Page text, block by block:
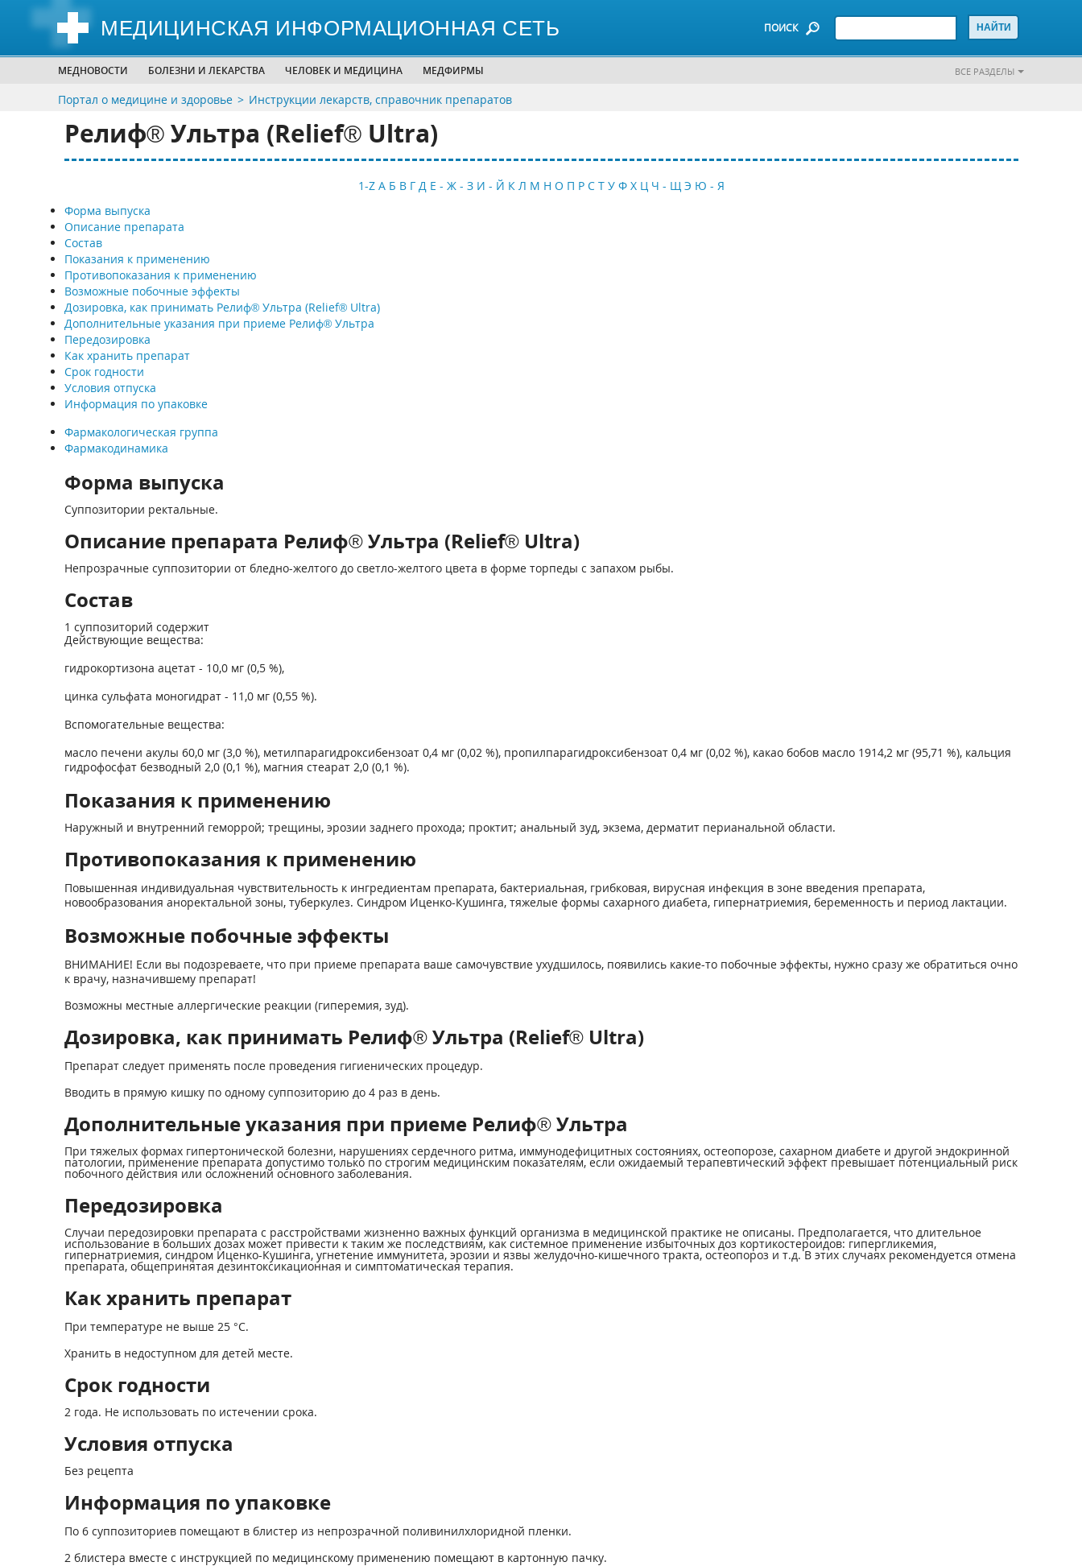
МЕДИЦИНСКАЯ ИНФОРМАЦИОННАЯ СЕТЬ ПОИСК
МЕДНОВОСТИ БОЛЕЗНИ И ЛЕКАРСТВА ЧЕЛОВЕК И МЕДИЦИНА МЕДФИРМЫ ВСЕ РАЗДЕЛЫ
Портал о медицине и здоровье Инструкции лекарств, справочник препаратов
Релиф® Ультра (Relief® Ultra)
1-Z А Б В Г Д Е - Ж - З И - Й К Л М Н О П Р С Т У Ф Х Ц Ч - Щ Э Ю - Я
Форма выпуска
Описание препарата
Состав
Показания к применению
Противопоказания к применению
Возможные побочные эффекты
Дозировка, как принимать Релиф® Ультра (Relief® Ultra)
Дополнительные указания при приеме Релиф® Ультра
Передозировка
Как хранить препарат
Срок годности
Условия отпуска
Информация по упаковке
Фармакологическая группа
Фармакодинамика
Форма выпуска
Суппозитории ректальные.
Описание препарата Релиф® Ультра (Relief® Ultra)
Непрозрачные суппозитории от бледно-желтого до светло-желтого цвета в форме торпеды с запахом рыбы.
Состав
1 суппозиторий содержит
Действующие вещества:
гидрокортизона ацетат - 10,0 мг (0,5 %),
цинка сульфата моногидрат - 11,0 мг (0,55 %).
Вспомогательные вещества:
масло печени акулы 60,0 мг (3,0 %), метилпарагидроксибензоат 0,4 мг (0,02 %), пропилпарагидроксибензоат 0,4 мг (0,02 %), какао бобов масло 1914,2 мг (95,71 %), кальция
гидрофосфат безводный 2,0 (0,1 %), магния стеарат 2,0 (0,1 %).
Показания к применению
Наружный и внутренний геморрой; трещины, эрозии заднего прохода; проктит; анальный зуд, экзема, дерматит перианальной области.
Противопоказания к применению
Повышенная индивидуальная чувствительность к ингредиентам препарата, бактериальная, грибковая, вирусная инфекция в зоне введения препарата,
новообразования аноректальной зоны, туберкулез. Синдром Иценко-Кушинга, тяжелые формы сахарного диабета, гипернатриемия, беременность и период лактации.
Возможные побочные эффекты
ВНИМАНИЕ! Если вы подозреваете, что при приеме препарата ваше самочувствие ухудшилось, появились какие-то побочные эффекты, нужно сразу же обратиться очно
к врачу, назначившему препарат!
Возможны местные аллергические реакции (гиперемия, зуд).
Дозировка, как принимать Релиф® Ультра (Relief® Ultra)
Препарат следует применять после проведения гигиенических процедур.
Вводить в прямую кишку по одному суппозиторию до 4 раз в день.
Дополнительные указания при приеме Релиф® Ультра
При тяжелых формах гипертонической болезни, нарушениях сердечного ритма, иммунодефицитных состояниях, остеопорозе, сахарном диабете и другой эндокринной
патологии, применение препарата допустимо только по строгим медицинским показателям, если ожидаемый терапевтический эффект превышает потенциальный риск
побочного действия или осложнений основного заболевания.
Передозировка
Случаи передозировки препарата с расстройствами жизненно важных функций организма в медицинской практике не описаны. Предполагается, что длительное
использование в больших дозах может привести к таким же последствиям, как системное применение избыточных доз кортикостероидов: гипергликемия,
гипернатриемия, синдром Иценко-Кушинга, угнетение иммунитета, эрозии и язвы желудочно-кишечного тракта, остеопороз и т.д. В этих случаях рекомендуется отмена
препарата, общепринятая дезинтоксикационная и симптоматическая терапия.
Как хранить препарат
При температуре не выше 25 °С.
Хранить в недоступном для детей месте.
Срок годности
2 года. Не использовать по истечении срока.
Условия отпуска
Без рецепта
Информация по упаковке
По 6 суппозиториев помещают в блистер из непрозрачной поливинилхлоридной пленки.
2 блистера вместе с инструкцией по медицинскому применению помещают в картонную пачку.